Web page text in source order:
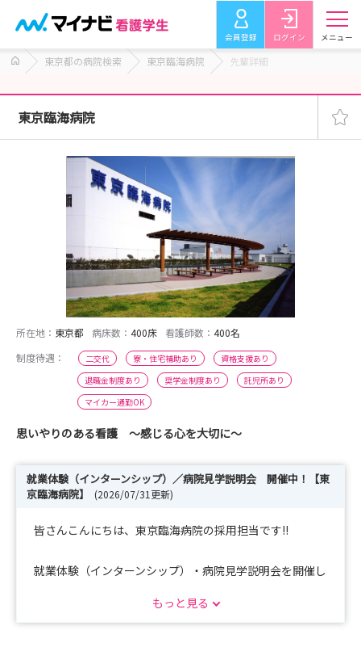
会員登録 ログイン メニュー
東京都の病院検索 東京臨海病院 先輩詳細
東京臨海病院
所在地： 東京都 病床数： 400床 看護師数： 400名
制度待遇：
二交代 寮・住宅補助あり
資格支援あり
退職金制度あり
奨学金制度あり
託児所あり
マイカー通勤OK
思いやりのある看護 ～感じる心を大切に～
就業体験（インターンシップ）／病院見学説明会 開催中！【東
京臨海病院】
(2026/07/31更新)
皆さんこんにちは、東京臨海病院の採用担当です!!
就業体験（インターンシップ）・病院見学説明会を開催し
もっと見る